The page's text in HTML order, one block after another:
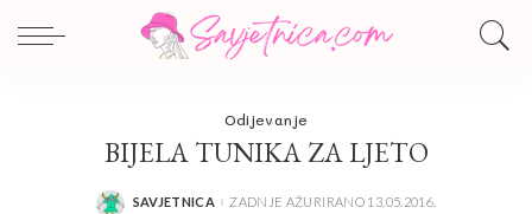
Odijevanje
BIJELA TUNIKA ZA LJETO
POSTED
SAVJETNICA ZADNJE AŽURIRANO 13.05.2016.